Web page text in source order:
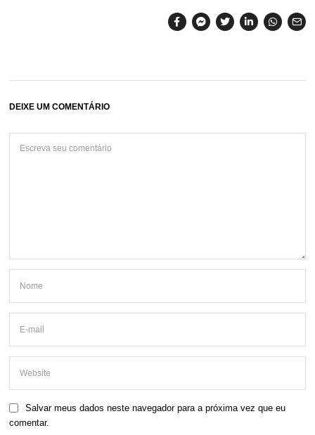
DEIXE UM COMENTÁRIO
Salvar meus dados neste navegador para a próxima vez que eu
comentar.